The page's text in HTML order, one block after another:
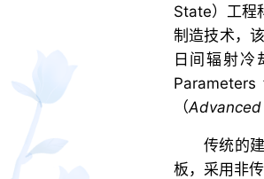
State）工程
制造技术，
日间辐射冷
（
传统的
板，采用非